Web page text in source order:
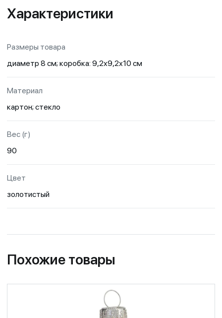
Характеристики
Размеры товара
диаметр 8 см; коробка: 9,2х9,2х10 см
Материал
картон; стекло
Вес (г)
90
Цвет
золотистый
Похожие товары